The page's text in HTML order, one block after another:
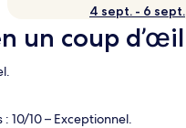
4 sept. - 6 sept.
un coup d’œil
10/10 – Exceptionnel.